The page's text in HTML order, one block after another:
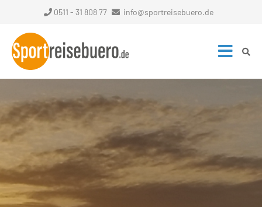
0511 - 31 808 77 info@sportreisebuero.de